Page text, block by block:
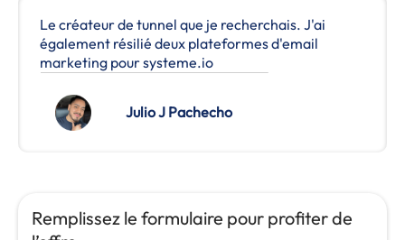
Le créateur de tunnel que je recherchais. J'ai
également résilié deux plateformes d'email
marketing pour systeme.io
Julio J Pachecho
Remplissez le formulaire pour profiter de